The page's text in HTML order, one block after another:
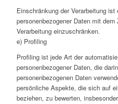
Einschränkung der Verarbeitung
personenbezogener Daten mit
Verarbeitung einzuschränken.
e) Profiling
Profiling ist jede Art der
personenbezogener Daten, die
personenbezogenen Daten
persönliche Aspekte, die sich auf
beziehen, zu bewerten,